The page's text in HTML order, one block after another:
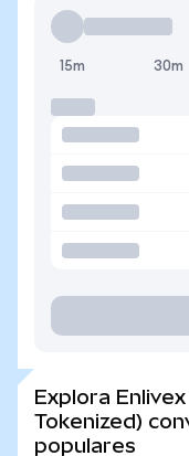
15m 30m
Explora
Tokenized)
populares